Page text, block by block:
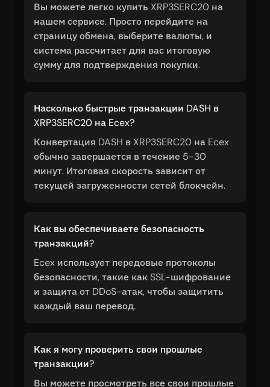
Вы можете легко купить XRP3SERC20 на
нашем сервисе. Просто перейдите на
страницу обмена, выберите валюты, и
система рассчитает для вас итоговую
сумму для подтверждения покупки.
Насколько быстрые транзакции DASH в
XRP3SERC20 на Ecex?
Конвертация DASH в XRP3SERC20 на Ecex
обычно завершается в течение 5-30
минут. Итоговая скорость зависит от
текущей загруженности сетей блокчейн.
Как вы обеспечиваете безопасность
транзакций?
Ecex использует передовые протоколы
безопасности, такие как SSL-шифрование
и защита от DDoS-атак, чтобы защитить
каждый ваш перевод.
Как я могу проверить свои прошлые
транзакции?
Вы можете просмотреть все свои прошлые